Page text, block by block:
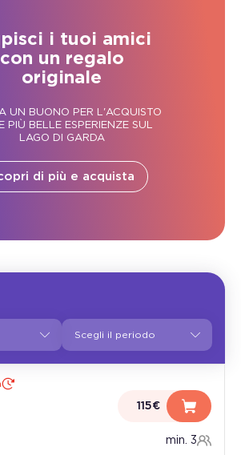
i tuoi amici
con un regalo
originale
UN BUONO PER L'ACQUISTO
PIÙ BELLE ESPERIENZE SUL
LAGO DI GARDA
di più e acquista
115€
min. 3